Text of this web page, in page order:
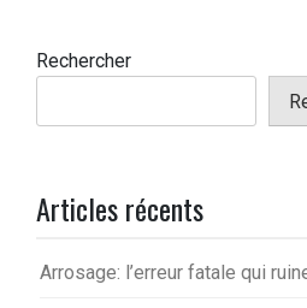
Rechercher
Articles récents
Arrosage: l’erreur fatale qui